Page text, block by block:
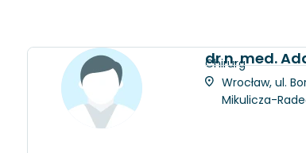
dr n. med.
Chirurg
Wrocław, ul.
Mikulicza-